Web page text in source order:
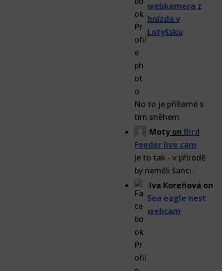
webkamera z
hnízda v
Lotyšsku
No to je příšerné s
tím sněhem
Motyon Bird
Feeder live cam
Je to tak - v přírodě
by neměli šanci.
Iva Koreňová on
Sea eagle nest
webcam